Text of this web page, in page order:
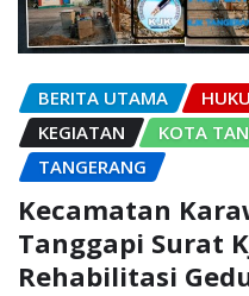
BERITA UTAMA
KEGIATAN
KOTA
TANGERANG
Kecamatan
Tanggapi Surat
Rehabilitasi